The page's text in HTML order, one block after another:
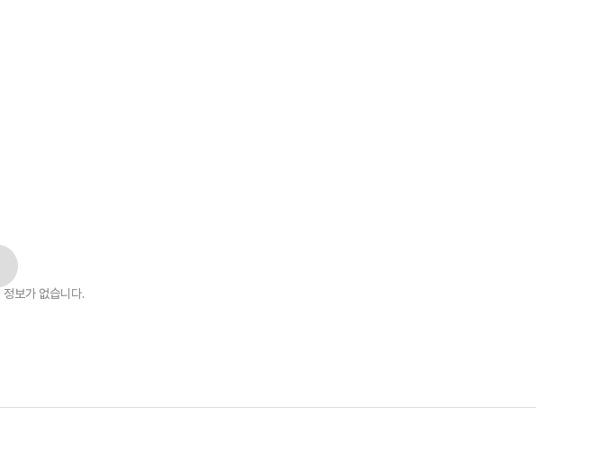
정보가 없습니다.